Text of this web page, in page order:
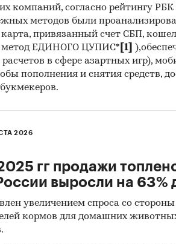
LTD,
SAN VE
SAN VE
В
ООО
- На
компаний, согласно рейтингу
методов были
карта, привязанный счет СБП,
ЕДИНОГО ЦУПИС* [1]
расчетов в сфере азартных игр),
пополнения и снятия средств,
2026
гг продажи
выросли на 63%
увеличением спроса со
кормов для домашних